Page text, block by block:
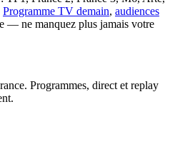
Programme TV demain, audiences
— ne manquez plus jamais votre
Programmes, direct et replay